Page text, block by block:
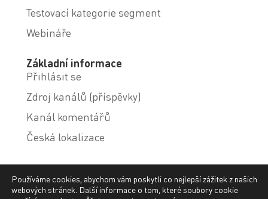
Testovací kategorie segment
Webináře
Základní informace
Přihlásit se
Zdroj kanálů (příspěvky)
Kanál komentářů
Česká lokalizace
Používáme cookies, abychom vám poskytli co nejlepší zážitek z našich
webových stránek. Další informace o tom, které soubory cookie